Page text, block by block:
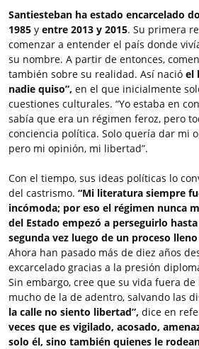
Santiesteban ha estado encarcelado
1985 y entre 2013 y 2015. Su primera
comenzar a entender el país donde
su nombre. A partir de entonces,
también sobre su realidad. Así nació el
nadie quiso”, en el que inicialmente
cuestiones culturales. “Yo estaba en
sabía que era un régimen feroz, pero
conciencia política. Solo quería dar mi
pero mi opinión, mi libertad”.
Con el tiempo, sus ideas políticas lo
del castrismo. “Mi literatura siempre
incómoda; por eso el régimen nunca
del Estado empezó a perseguirlo
segunda vez luego de un proceso
Ahora han pasado más de diez años
excarcelado gracias a la presión
Sin embargo, cree que su vida fuera
mucho de la de adentro, salvando las
la calle no siento libertad”, dice en
veces que es vigilado, acosado,
solo él, sino también quienes le